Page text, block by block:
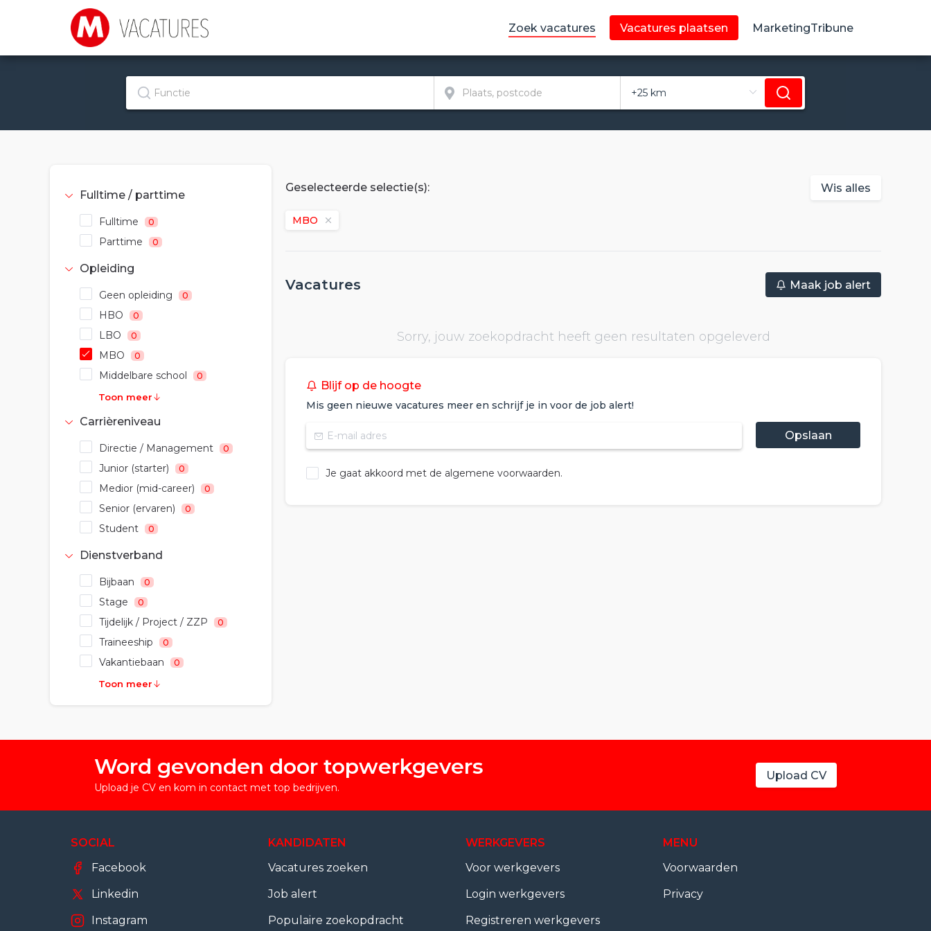
Zoek vacatures Vacatures plaatsen MarketingTribune
Fulltime / parttime
Fulltime 0
Parttime 0
Opleiding
Geen opleiding 0
HBO 0
LBO 0
MBO 0
Middelbare school 0
Toon meer
Carrièreniveau
Directie / Management 0
Junior (starter) 0
Medior (mid-career) 0
Senior (ervaren) 0
Student 0
Dienstverband
Bijbaan 0
Stage 0
Tijdelijk / Project / ZZP 0
Traineeship 0
Vakantiebaan 0
Toon meer
Geselecteerde selectie(s): Wis alles
MBO
Vacatures Maak job alert
Sorry, jouw zoekopdracht heeft geen resultaten opgeleverd
Blijf op de hoogte
Mis geen nieuwe vacatures meer en schrijf je in voor de job alert!
Je gaat akkoord met de algemene voorwaarden.
Opslaan
Word gevonden door topwerkgevers
Upload je CV en kom in contact met top bedrijven.
Upload CV
SOCIAL
Facebook
Linkedin
Instagram
KANDIDATEN
Vacatures zoeken
Job alert
Populaire zoekopdracht
WERKGEVERS
Voor werkgevers
Login werkgevers
Registreren werkgevers
MENU
Voorwaarden
Privacy